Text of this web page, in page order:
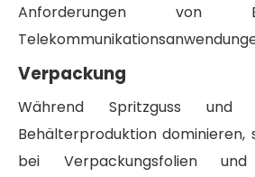
Anforderungen von
Verpackung
Während Spritzguss und
Behälterproduktion dominieren,
bei Verpackungsfolien